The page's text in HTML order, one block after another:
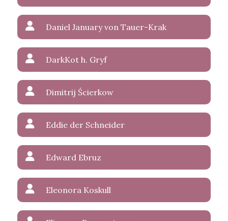
Daniel January von Tauer-Krak
DarkKot h. Gryf
Dimitrij Ścierkow
Eddie der Schneider
Edward Ebruz
Eleonora Koskull